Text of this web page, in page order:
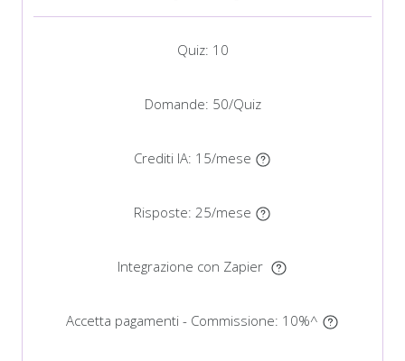
Quiz: 10
Domande: 50/Quiz
Crediti IA: 15/mese
Risposte: 25/mese
Integrazione con Zapier
Accetta pagamenti - Commissione: 10%^